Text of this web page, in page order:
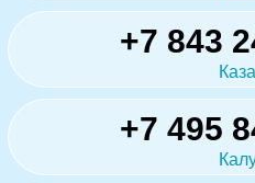
+7 843
+7 495